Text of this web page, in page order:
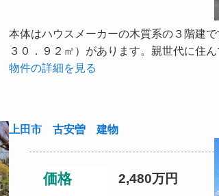
本体はハウスメーカーの木質系の３階建
３０．９２㎡）があります。親世代に住ん
物件の詳細を見る
上田市 古安曽 建物
価格 2,480万円